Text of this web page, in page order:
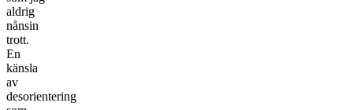
aldrig
nånsin
trott.
En
känsla
av
desorientering